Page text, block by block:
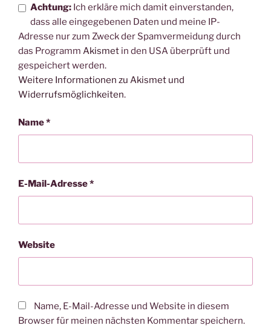
Achtung: Ich erkläre mich damit einverstanden,
dass alle eingegebenen Daten und meine IP-
Adresse nur zum Zweck der Spamvermeidung durch
das Programm Akismet in den USA überprüft und
gespeichert werden.
Weitere Informationen zu Akismet und
Widerrufsmöglichkeiten.
Name*
E-Mail-Adresse*
Website
Name, E-Mail-Adresse und Website in diesem
Browser für meinen nächsten Kommentar speichern.